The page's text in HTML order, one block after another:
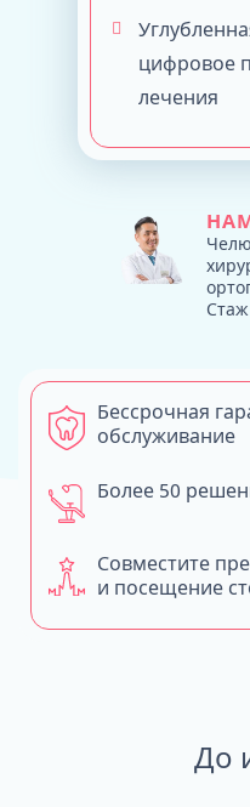
цифровое
лечения
Совместите
и посещение
Бессрочная
обслуживание
Более 50
До